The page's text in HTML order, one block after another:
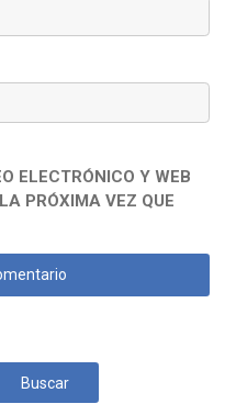
ELECTRÓNICO Y WEB
PRÓXIMA VEZ QUE